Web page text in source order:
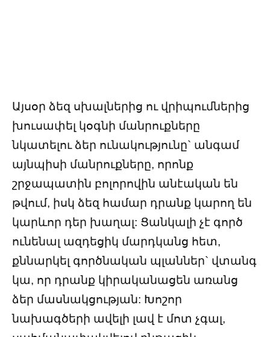
Այսօր ձեզ սխալներից ու վրիպումներից
խուսափել կօգնի մանրուքները
նկատելու ձեր ունակությունը` անգամ
այնպիսի մանրուքները, որոնք
շրջապատին բոլորովին անէական են
թվում, իսկ ձեզ համար դրանք կարող են
կարևոր դեր խաղալ: Ցանկալի չէ գործ
ունենալ ազդեցիկ մարդկանց հետ,
քննարկել գործնական պլաններ` վտանգ
կա, որ դրանք կիրականացեն առանց
ձեր մասնակցության: Խոշոր
նախագծերի ավելի լավ է մոտ չգալ,